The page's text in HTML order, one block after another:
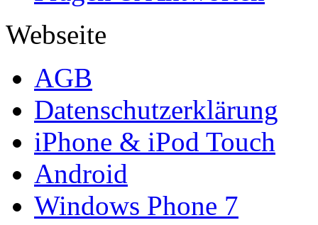
Webseite
AGB
Datenschutzerklärung
iPhone & iPod Touch
Android
Windows Phone 7